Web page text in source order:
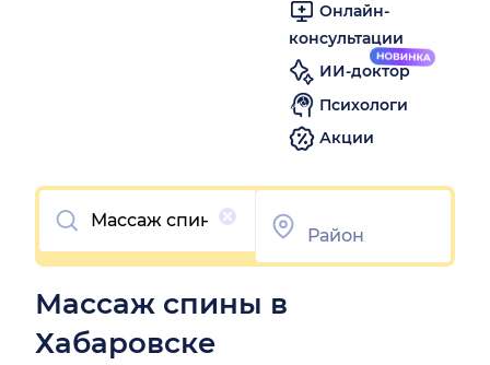
Онлайн-
консультации
ИИ-доктор
Психологи
Акции
Очистить
Массаж спины в
Хабаровске